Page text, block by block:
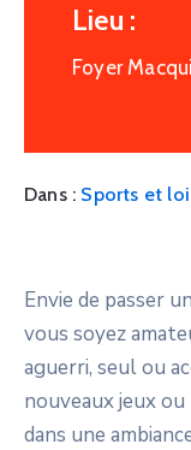
Lieu :
Foyer
Dans : Sports et
Envie de passer
vous soyez
aguerri, seul ou
nouveaux jeux
dans une